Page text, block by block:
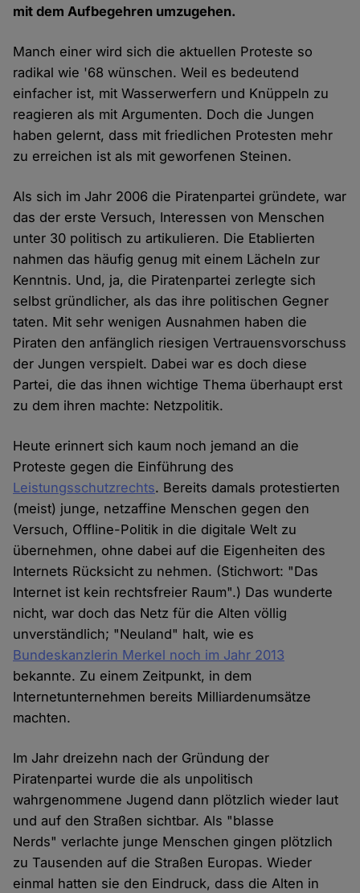
mit dem Aufbegehren umzugehen.
Manch einer wird sich die aktuellen Proteste so
radikal wie '68 wünschen. Weil es bedeutend
einfacher ist, mit Wasserwerfern und Knüppeln zu
reagieren als mit Argumenten. Doch die Jungen
haben gelernt, dass mit friedlichen Protesten mehr
zu erreichen ist als mit geworfenen Steinen.
Als sich im Jahr 2006 die Piratenpartei gründete, war
das der erste Versuch, Interessen von Menschen
unter 30 politisch zu artikulieren. Die Etablierten
nahmen das häufig genug mit einem Lächeln zur
Kenntnis. Und, ja, die Piratenpartei zerlegte sich
selbst gründlicher, als das ihre politischen Gegner
taten. Mit sehr wenigen Ausnahmen haben die
Piraten den anfänglich riesigen Vertrauensvorschuss
der Jungen verspielt. Dabei war es doch diese
Partei, die das ihnen wichtige Thema überhaupt erst
zu dem ihren machte: Netzpolitik.
Heute erinnert sich kaum noch jemand an die
Proteste gegen die Einführung des
Leistungsschutzrechts. Bereits damals protestierten
(meist) junge, netzaffine Menschen gegen den
Versuch, Offline-Politik in die digitale Welt zu
übernehmen, ohne dabei auf die Eigenheiten des
Internets Rücksicht zu nehmen. (Stichwort: "Das
Internet ist kein rechtsfreier Raum".) Das wunderte
nicht, war doch das Netz für die Alten völlig
unverständlich; "Neuland" halt, wie es
Bundeskanzlerin Merkel noch im Jahr 2013
bekannte. Zu einem Zeitpunkt, in dem
Internetunternehmen bereits Milliardenumsätze
machten.
Im Jahr dreizehn nach der Gründung der
Piratenpartei wurde die als unpolitisch
wahrgenommene Jugend dann plötzlich wieder laut
und auf den Straßen sichtbar. Als "blasse
Nerds" verlachte junge Menschen gingen plötzlich
zu Tausenden auf die Straßen Europas. Wieder
einmal hatten sie den Eindruck, dass die Alten in